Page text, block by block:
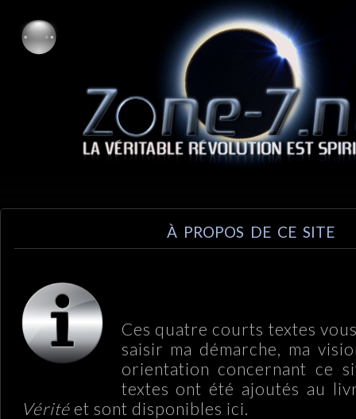
À PROPOS DE CE SITE
Ces quatre courts textes
saisir ma démarche, ma
orientation concernant ce
textes ont été ajoutés au
Véritéet sont disponibles ici.